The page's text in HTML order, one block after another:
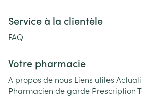
Service à la clientèle
FAQ
Votre pharmacie
A propos de nous Liens utiles
Pharmacien de garde Prescription